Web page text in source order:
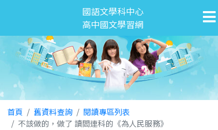
國語文學科中心
高中國文學習網
首頁 舊資料查詢
閱讀專區列表
不該做的，做了 讀閻連科的《為人民服務》